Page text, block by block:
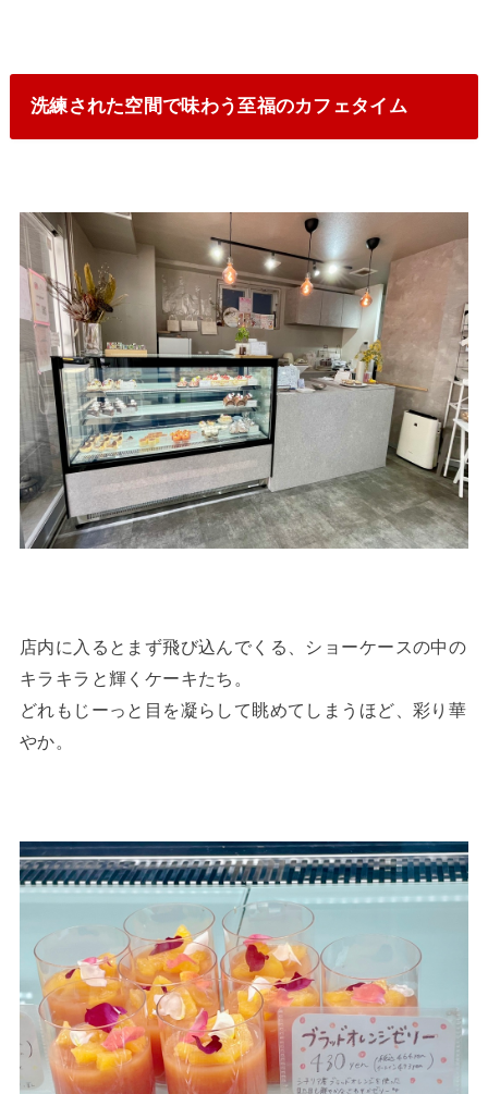
洗練された空間で味わう至福のカフェタイム
店内に入るとまず飛び込んでくる、ショーケースの中の
キラキラと輝くケーキたち。
どれもじーっと目を凝らして眺めてしまうほど、彩り華
やか。